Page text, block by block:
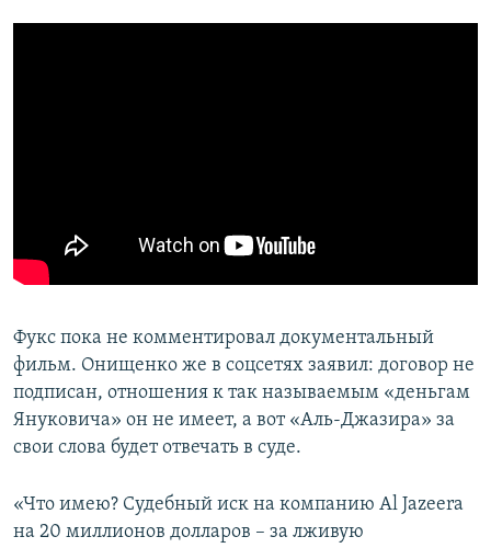
Фукс пока не комментировал документальный
фильм. Онищенко же в соцсетях заявил: договор не
подписан, отношения к так называемым «деньгам
Януковича» он не имеет, а вот «Аль-Джазира» за
свои слова будет отвечать в суде.
«Что имею? Судебный иск на компанию Al Jazeera
на 20 миллионов долларов – за лживую